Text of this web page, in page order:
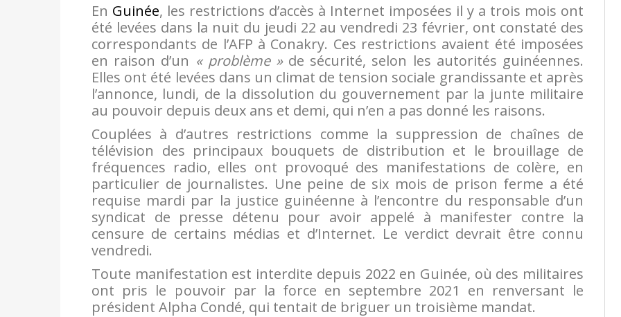
En Guinée, les restrictions d’accès à Internet imposées il y a trois mois ont
été levées dans la nuit du jeudi 22 au vendredi 23 février, ont constaté des
correspondants de l’AFP à Conakry. Ces restrictions avaient été imposées
en raison d’un « problème »de sécurité, selon les autorités guinéennes.
Elles ont été levées dans un climat de tension sociale grandissante et après
l’annonce, lundi, de la dissolution du gouvernement par la junte militaire
au pouvoir depuis deux ans et demi, qui n’en a pas donné les raisons.
Couplées à d’autres restrictions comme la suppression de chaînes de
télévision des principaux bouquets de distribution et le brouillage de
fréquences radio, elles ont provoqué des manifestations de colère, en
particulier de journalistes. Une peine de six mois de prison ferme a été
requise mardi par la justice guinéenne à l’encontre du responsable d’un
syndicat de presse détenu pour avoir appelé à manifester contre la
censure de certains médias et d’Internet. Le verdict devrait être connu
vendredi.
Toute manifestation est interdite depuis 2022 en Guinée, où des militaires
ont pris le pouvoir par la force en septembre 2021 en renversant le
président Alpha Condé, qui tentait de briguer un troisième mandat.